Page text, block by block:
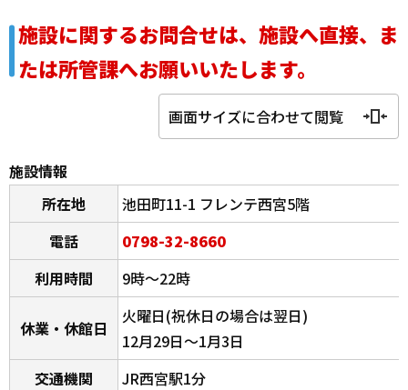
施設に関するお問合せは、施設へ直接、ま
たは所管課へお願いいたします。
画面サイズに合わせて閲覧
施設情報
所在地
池田町11-1 フレンテ西宮5階
電話
0798-32-8660
利用時間
9時～22時
休業・休館日
火曜日(祝休日の場合は翌日)
12月29日～1月3日
交通機関
JR西宮駅1分